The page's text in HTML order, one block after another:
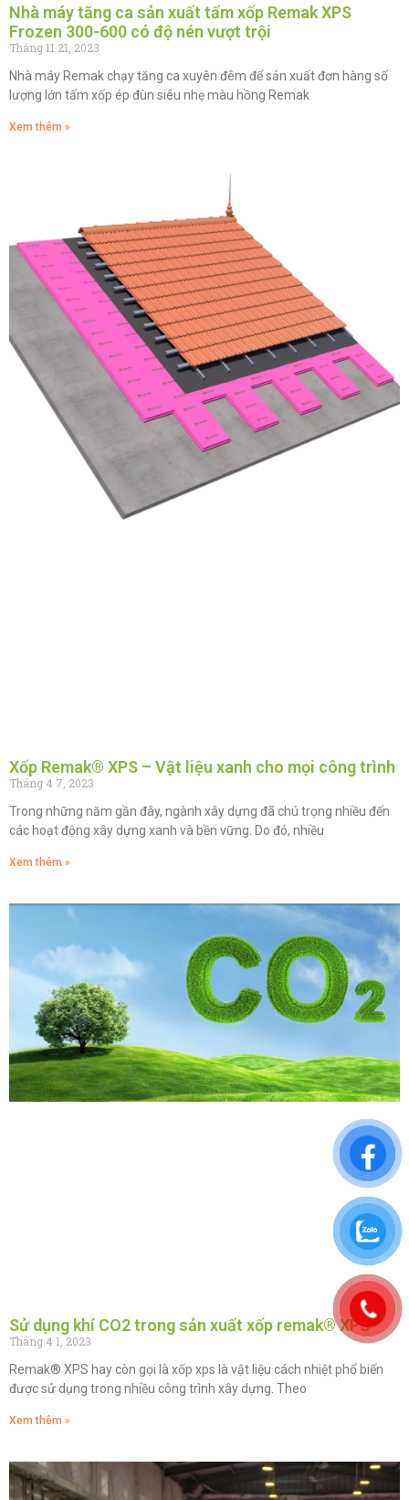
Nhà máy tăng ca sản xuất tấm xốp Remak XPS
Frozen 300-600 có độ nén vượt trội
Tháng 11 21, 2023
Nhà máy Remak chạy tăng ca xuyên đêm để sản xuất đơn hàng số
lượng lớn tấm xốp ép đùn siêu nhẹ màu hồng Remak
Xem thêm »
Xốp Remak® XPS – Vật liệu xanh cho mọi công trình
Tháng 4 7, 2023
Trong những năm gần đây, ngành xây dựng đã chú trọng nhiều đến
các hoạt động xây dựng xanh và bền vững. Do đó, nhiều
Xem thêm »
Sử dụng khí CO2 trong sản xuất xốp remak® XPS
Tháng 4 1, 2023
Remak® XPS hay còn gọi là xốp xps là vật liệu cách nhiệt phổ biến
được sử dụng trong nhiều công trình xây dựng. Theo
Xem thêm »